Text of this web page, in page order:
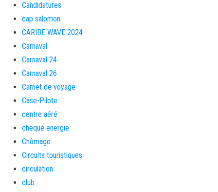
Candidatures
cap salomon
CARIBE WAVE 2024
Carnaval
Carnaval 24
Carnaval 26
Carnet de voyage
Case-Pilote
centre aéré
cheque energie
Chômage
Circuits touristiques
circulation
club